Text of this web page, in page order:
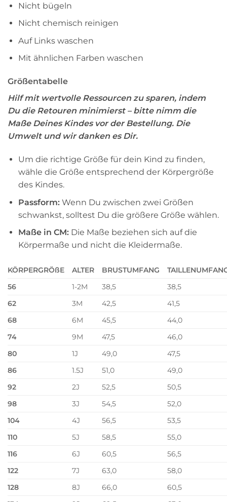
Nicht bügeln
Nicht chemisch reinigen
Auf Links waschen
Mit ähnlichen Farben waschen
Größentabelle
Hilf mit wertvolle Ressourcen zu sparen, indem
Du die Retouren minimierst – bitte nimm die
Maße Deines Kindes vor der Bestellung. Die
Umwelt und wir danken es Dir.
Um die richtige Größe für dein Kind zu finden,
wähle die Größe entsprechend der Körpergröße
des Kindes.
Passform:Wenn Du zwischen zwei Größen
schwankst, solltest Du die größere Größe wählen.
Maße in CM:Die Maße beziehen sich auf die
Körpermaße und nicht die Kleidermaße.
KÖRPERGRÖßE ALTER BRUSTUMFANG
56
1-2M 38,5
38,5
62
3M 42,5
41,5
68
6M 45,5
44,0
74
9M 47,5
46,0
80
1J 49,0
47,5
86
1.5J 51,0
49,0
92
2J 52,5
50,5
98
3J 54,5
52,0
104
4J 56,5
53,5
110
5J 58,5
55,0
116
6J 60,5
56,5
122
7J 63,0
58,0
128
8J 66,0
60,5